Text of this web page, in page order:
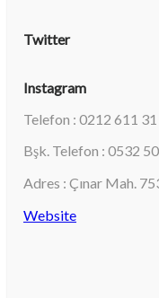
Twitter
Instagram
Telefon : 0212 611
Bşk. Telefon : 0532
Adres : Çınar Mah.
Website